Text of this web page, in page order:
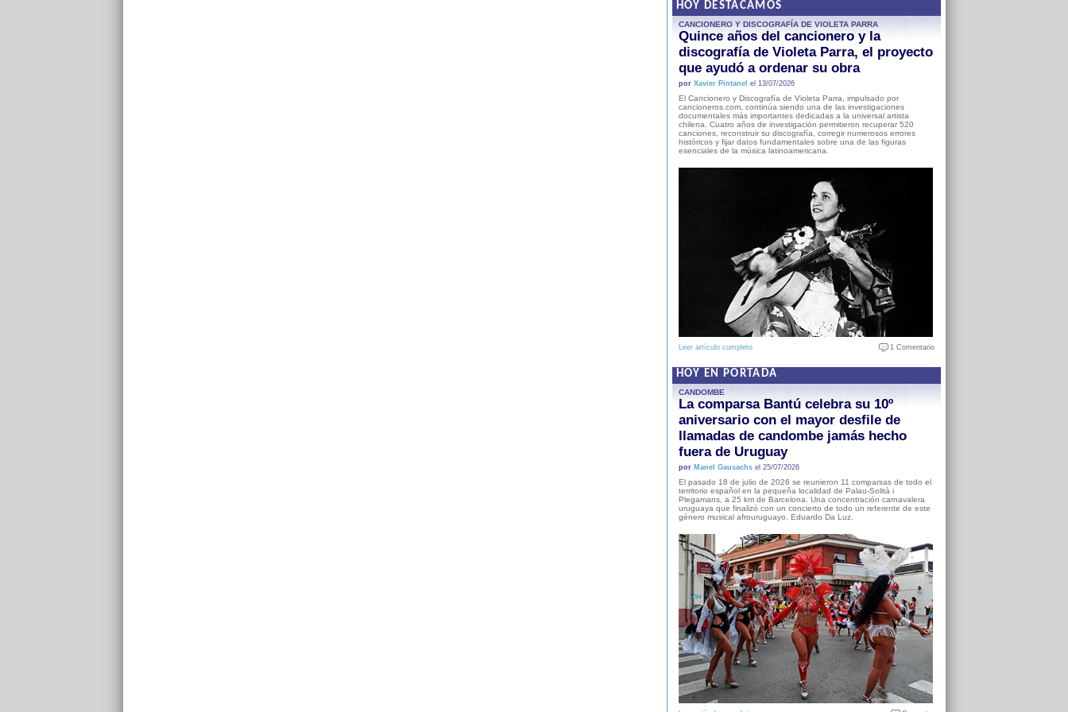
HOY DESTACAMOS
CANCIONERO Y DISCOGRAFÍA DE VIOLETA PARRA
Quince años del cancionero y la
discografía de Violeta Parra, el proyecto
que ayudó a ordenar su obra
por Xavier Pintanel el 13/07/2026
El Cancionero y Discografía de Violeta Parra, impulsado por
cancioneros.com, continúa siendo una de las investigaciones
documentales más importantes dedicadas a la universal artista
chilena. Cuatro años de investigación permitieron recuperar 520
canciones, reconstruir su discografía, corregir numerosos errores
históricos y fijar datos fundamentales sobre una de las figuras
esenciales de la música latinoamericana.
Leer artículo completo 1 Comentario
HOY EN PORTADA
CANDOMBE
La comparsa Bantú celebra su 10º
aniversario con el mayor desfile de
llamadas de candombe jamás hecho
fuera de Uruguay
por Manel Gausachsel 25/07/2026
El pasado 18 de julio de 2026 se reunieron 11 comparsas de todo el
territorio español en la pequeña localidad de Palau-Solità i
Plegamans, a 25 km de Barcelona. Una concentración carnavalera
uruguaya que finalizó con un concierto de todo un referente de este
género musical afrouruguayo, Eduardo Da Luz.